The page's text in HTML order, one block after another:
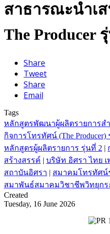
สาธารณะนำเ
The Producer
Share
Tweet
Share
Email
Tags
หลักสูตรพัฒนาผู้ผลิตรายการส
กิจการโทรทัศน์ (The Producer)
หลักสูตรผู้ผลิตรายการ รุ่นที่ 2 |
สร้างสรรค์ | บริษัท อิศรา ไทย เ
สถาบันอิศรา | สมาคมโทรทัศน์
สมาพันธ์สมาคมวิชาชีพวิทยุกร
Created
Tuesday, 16 June 2026